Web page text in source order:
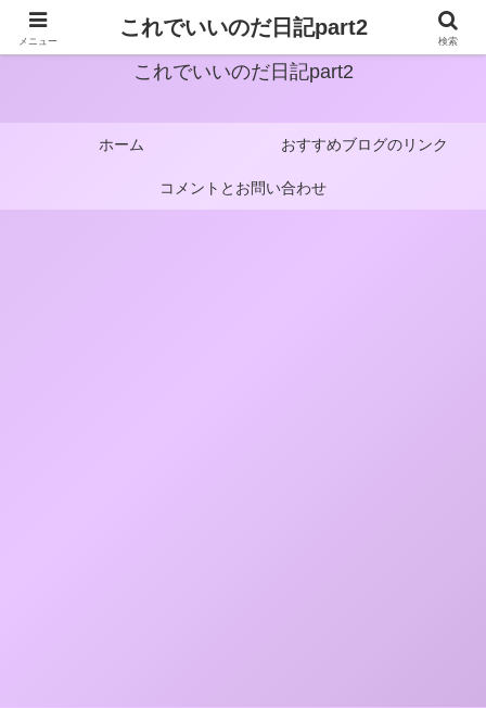
これでいいのだ日記part2
ホーム おすすめブログのリンク
コメントとお問い合わせ
メニュー
これでいいのだ日記part2
検索